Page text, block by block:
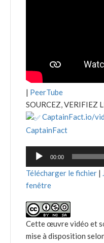
| PeerTube
SOURCEZ, VERIFIEZ
CaptainFact.io/
CaptainFact
Lecteur
00:00
Télécharger le fichier |
fenêtre
Cette œuvre vidéo et
mise à disposition